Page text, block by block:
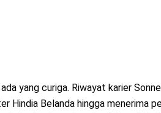
yang curiga. Riwayat karier
Hindia Belanda hingga menerima